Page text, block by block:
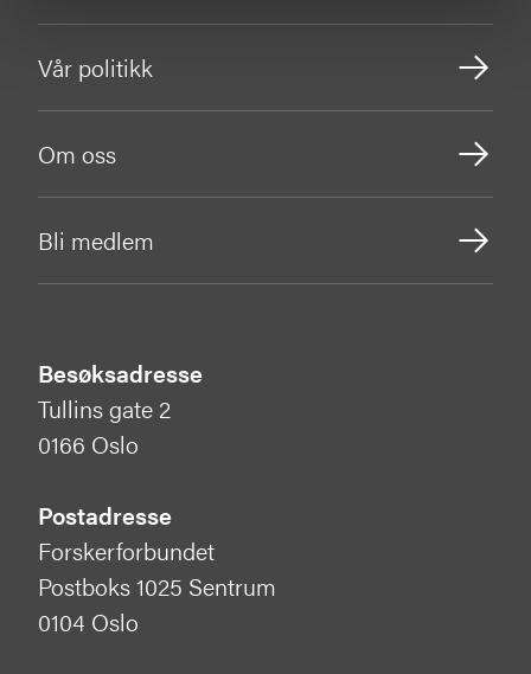
Vår politikk
Om oss
Bli medlem
Besøksadresse
Tullins gate 2
0166 Oslo
Postadresse
Forskerforbundet
Postboks 1025 Sentrum
0104 Oslo